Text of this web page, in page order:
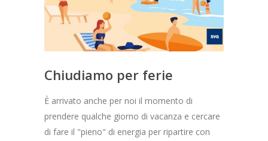
Chiudiamo per ferie
È arrivato anche per noi il momento di
prendere qualche giorno di vacanza e cercare
di fare il "pieno" di energia per ripartire con